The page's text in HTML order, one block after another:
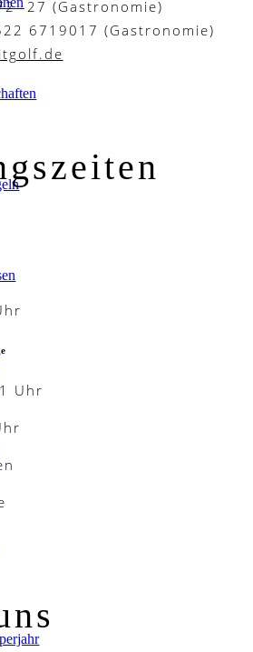
-27 (Gastronomie)
6719017 (Gastronomie)
Uhr